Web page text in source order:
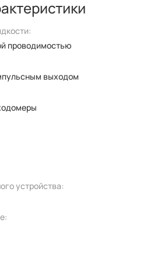
проводимостью
выходом
устройства: